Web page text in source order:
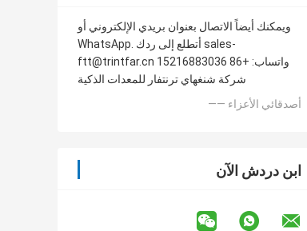
ويمكنك أيضاً الاتصال بعنوان بريدي الإلكتروني أو
WhatsApp. أتطلع إلى ردك sales-
ftt@trintfar.cn واتساب: +86 15216883036
شركة شنغهاي ترنتفار للمعدات الذكية
—— أصدقائي الأعزاء
ابن دردش الآن